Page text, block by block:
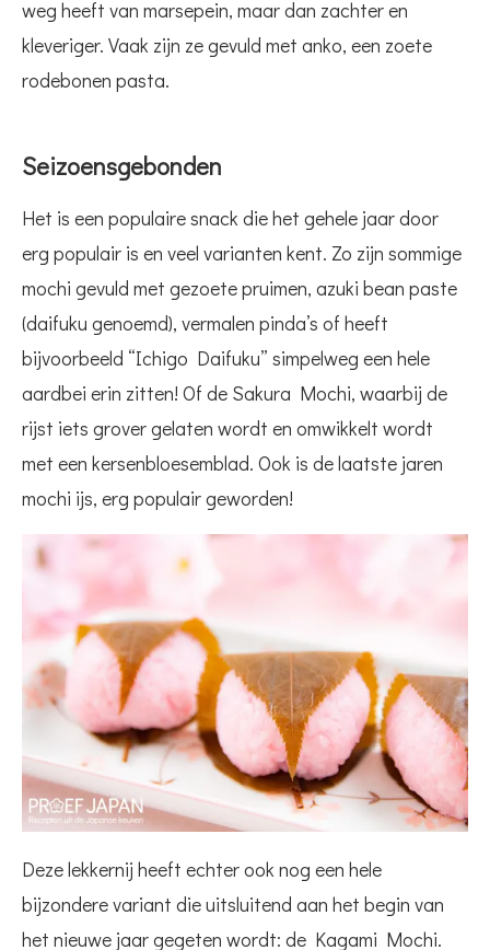
weg heeft van marsepein, maar dan zachter en
kleveriger. Vaak zijn ze gevuld met anko, een zoete
rodebonen pasta.
Seizoensgebonden
Het is een populaire snack die het gehele jaar door
erg populair is en veel varianten kent. Zo zijn sommige
mochi gevuld met gezoete pruimen, azuki bean paste
(daifuku genoemd), vermalen pinda’s of heeft
bijvoorbeeld “Ichigo Daifuku” simpelweg een hele
aardbei erin zitten! Of de Sakura Mochi, waarbij de
rijst iets grover gelaten wordt en omwikkelt wordt
met een kersenbloesemblad. Ook is de laatste jaren
mochi ijs, erg populair geworden!
Deze lekkernij heeft echter ook nog een hele
bijzondere variant die uitsluitend aan het begin van
het nieuwe jaar gegeten wordt: de Kagami Mochi.